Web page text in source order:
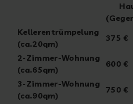
Kellerentrümpelung
(ca.20qm)
375 €
2-Zimmer-Wohnung
(ca.65qm)
600 €
3-Zimmer-Wohnung
(ca.90qm)
750 €